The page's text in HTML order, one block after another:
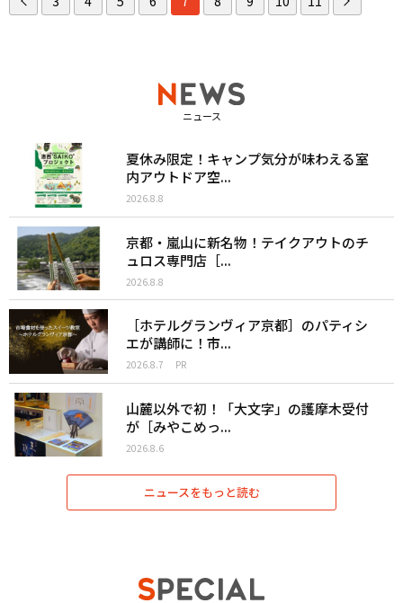
ニュース
夏休み限定！キャンプ気分が味わえる室
内アウトドア空...
2026.8.8
京都・嵐山に新名物！テイクアウトのチ
ュロス専門店［...
2026.8.8
［ホテルグランヴィア京都］のパティシ
エが講師に！市...
2026.8.7 PR
山麓以外で初！「大文字」の護摩木受付
が［みやこめっ...
2026.8.6
ニュースをもっと読む